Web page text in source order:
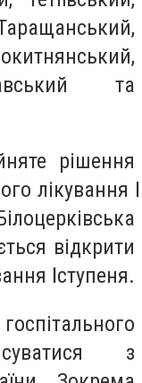
та
рішення
лікування ӏ
відкрити
ӏӏ ступеня.
з